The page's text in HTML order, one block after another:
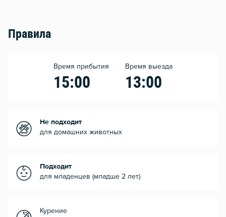
Правила
Время прибытия
15:00
Время выезда
13:00
Не подходит
для домашних животных
Подходит
для младенцев (младше 2 лет)
Курение